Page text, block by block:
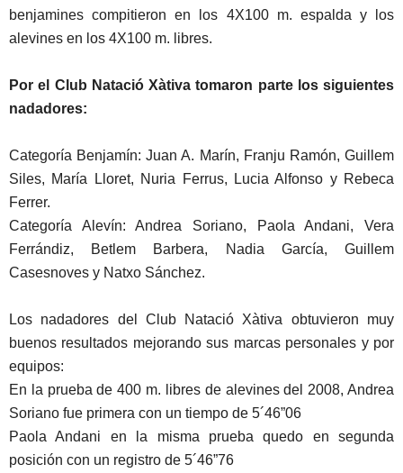
benjamines compitieron en los 4X100 m. espalda y los
alevines en los 4X100 m. libres.
Por el Club Natació Xàtiva tomaron parte los siguientes
nadadores:
Categoría Benjamín: Juan A. Marín, Franju Ramón, Guillem
Siles, María Lloret, Nuria Ferrus, Lucia Alfonso y Rebeca
Ferrer.
Categoría Alevín: Andrea Soriano, Paola Andani, Vera
Ferrándiz, Betlem Barbera, Nadia García, Guillem
Casesnoves y Natxo Sánchez.
Los nadadores del Club Natació Xàtiva obtuvieron muy
buenos resultados mejorando sus marcas personales y por
equipos:
En la prueba de 400 m. libres de alevines del 2008, Andrea
Soriano fue primera con un tiempo de 5´46”06
Paola Andani en la misma prueba quedo en segunda
posición con un registro de 5´46”76